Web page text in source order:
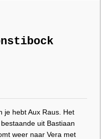
je hebt Aux Raus. Het
uit Bastiaan
weer naar Vera met